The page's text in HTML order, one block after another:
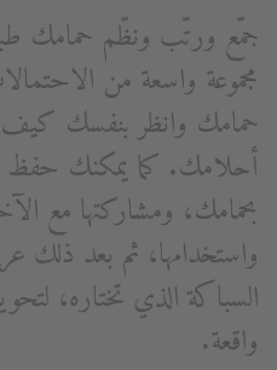
جمّع ورتّب ونظّم حمامك
مجموعة واسعة من
حمامك وانظر بنفسك
أحلامك. كما يمكنك حفظ
بحمامك، ومشاركتها مع
واستخدامها، ثم بعد
السباكة الذي تختاره،
واقعة.